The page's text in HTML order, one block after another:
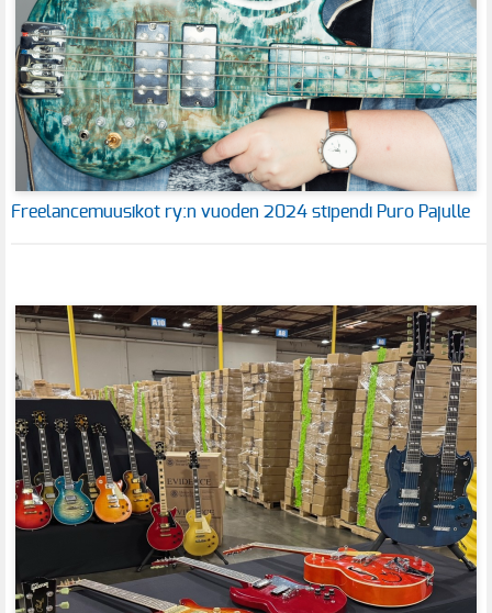
Freelancemuusikot ry:n vuoden 2024 stipendi Puro Pajulle